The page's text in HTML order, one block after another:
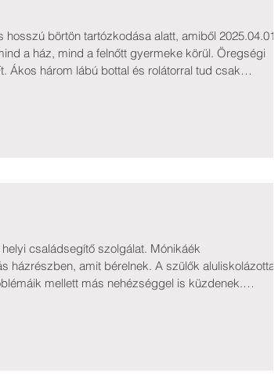
börtön tartózkodása alatt, amiből 2025.04.01-
a ház, mind a felnőtt gyermeke körül. Öregségi
Ákos három lábú bottal és rolátorral tud csak
családsegítő szolgálat. Mónikáék
amit bérelnek. A szülők aluliskolázottak,
mellett más nehézséggel is küzdenek.